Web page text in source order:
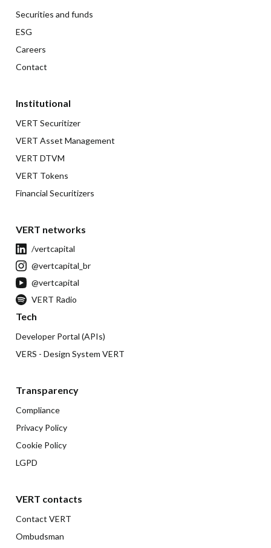
Securities and funds
ESG
Careers
Contact
Institutional
VERT Securitizer
VERT Asset Management
VERT DTVM
VERT Tokens
Financial Securitizers
VERT networks
/vertcapital
@vertcapital_br
@vertcapital
VERT Radio
Tech
Developer Portal (APIs)
VERS - Design System VERT
Transparency
Compliance
Privacy Policy
Cookie Policy
LGPD
VERT contacts
Contact VERT
Ombudsman